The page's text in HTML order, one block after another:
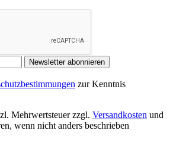
Newsletter abonnieren
zur Kenntnis
Mehrwertsteuer zzgl. Versandkosten und
wenn nicht anders beschrieben